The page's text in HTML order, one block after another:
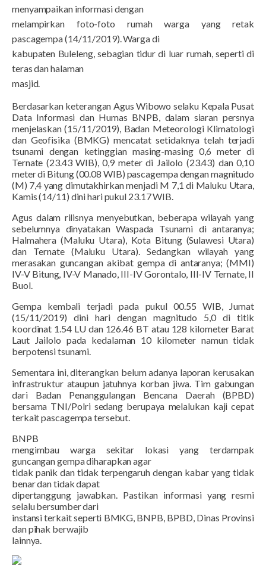
menyampaikan informasi dengan
melampirkan foto-foto rumah warga yang retak
pascagempa (14/11/2019). Warga di
kabupaten Buleleng, sebagian tidur di luar rumah, seperti di
teras dan halaman
masjid.
Berdasarkan keterangan Agus Wibowo selaku Kepala Pusat
Data Informasi dan Humas BNPB, dalam siaran persnya
menjelaskan (15/11/2019), Badan Meteorologi Klimatologi
dan Geofisika (BMKG) mencatat setidaknya telah terjadi
tsunami dengan ketinggian masing-masing 0,6 meter di
Ternate (23.43 WIB), 0,9 meter di Jailolo (23.43) dan 0,10
meter di Bitung (00.08 WIB) pascagempa dengan magnitudo
(M) 7,4 yang dimutakhirkan menjadi M 7,1 di Maluku Utara,
Kamis (14/11) dini hari pukul 23.17 WIB.
Agus dalam rilisnya menyebutkan, beberapa wilayah yang
sebelumnya dinyatakan Waspada Tsunami di antaranya;
Halmahera (Maluku Utara), Kota Bitung (Sulawesi Utara)
dan Ternate (Maluku Utara). Sedangkan wilayah yang
merasakan guncangan akibat gempa di antaranya; (MMI)
IV-V Bitung, IV-V Manado, III-IV Gorontalo, III-IV Ternate, II
Buol.
Gempa kembali terjadi pada pukul 00.55 WIB, Jumat
(15/11/2019) dini hari dengan magnitudo 5,0 di titik
koordinat 1.54 LU dan 126.46 BT atau 128 kilometer Barat
Laut Jailolo pada kedalaman 10 kilometer namun tidak
berpotensi tsunami.
Sementara ini, diterangkan belum adanya laporan kerusakan
infrastruktur ataupun jatuhnya korban jiwa. Tim gabungan
dari Badan Penanggulangan Bencana Daerah (BPBD)
bersama TNI/Polri sedang berupaya melalukan kaji cepat
terkait pascagempa tersebut.
BNPB
mengimbau warga sekitar lokasi yang terdampak
guncangan gempa diharapkan agar
tidak panik dan tidak terpengaruh dengan kabar yang tidak
benar dan tidak dapat
dipertanggung jawabkan. Pastikan informasi yang resmi
selalu bersumber dari
instansi terkait seperti BMKG, BNPB, BPBD, Dinas Provinsi
dan pihak berwajib
lainnya.